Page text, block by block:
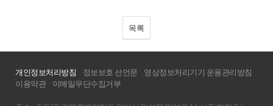
목록
개인정보처리방침 정보보호 선언문
영상정보처리기기 운용관리방침
이용약관
이메일무단수집거부